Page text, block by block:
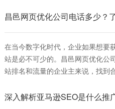
并提升其在搜索引擎结果页面（
些费用可能包括服务注册费、
在当今数字化时代，企业如果想要
站是必不可少的。昌邑网页优化公
站排名和流量的企业主来说，找到
页优化服务。 首先，网页优化是指通过一系列技术手段和策略，使得